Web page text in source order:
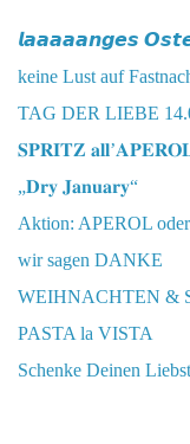
𝙡𝙖𝙖𝙖𝙖𝙖𝙣𝙜𝙚𝙨
keine Lust auf
TAG DER LIEBE
𝐒𝐏𝐑𝐈𝐓𝐙
„𝐃𝐫𝐲 𝐉𝐚𝐧𝐮𝐚𝐫𝐲“
Aktion: APEROL
wir sagen DANKE
WEIHNACHTEN &
PASTA la VISTA
Schenke Deinen